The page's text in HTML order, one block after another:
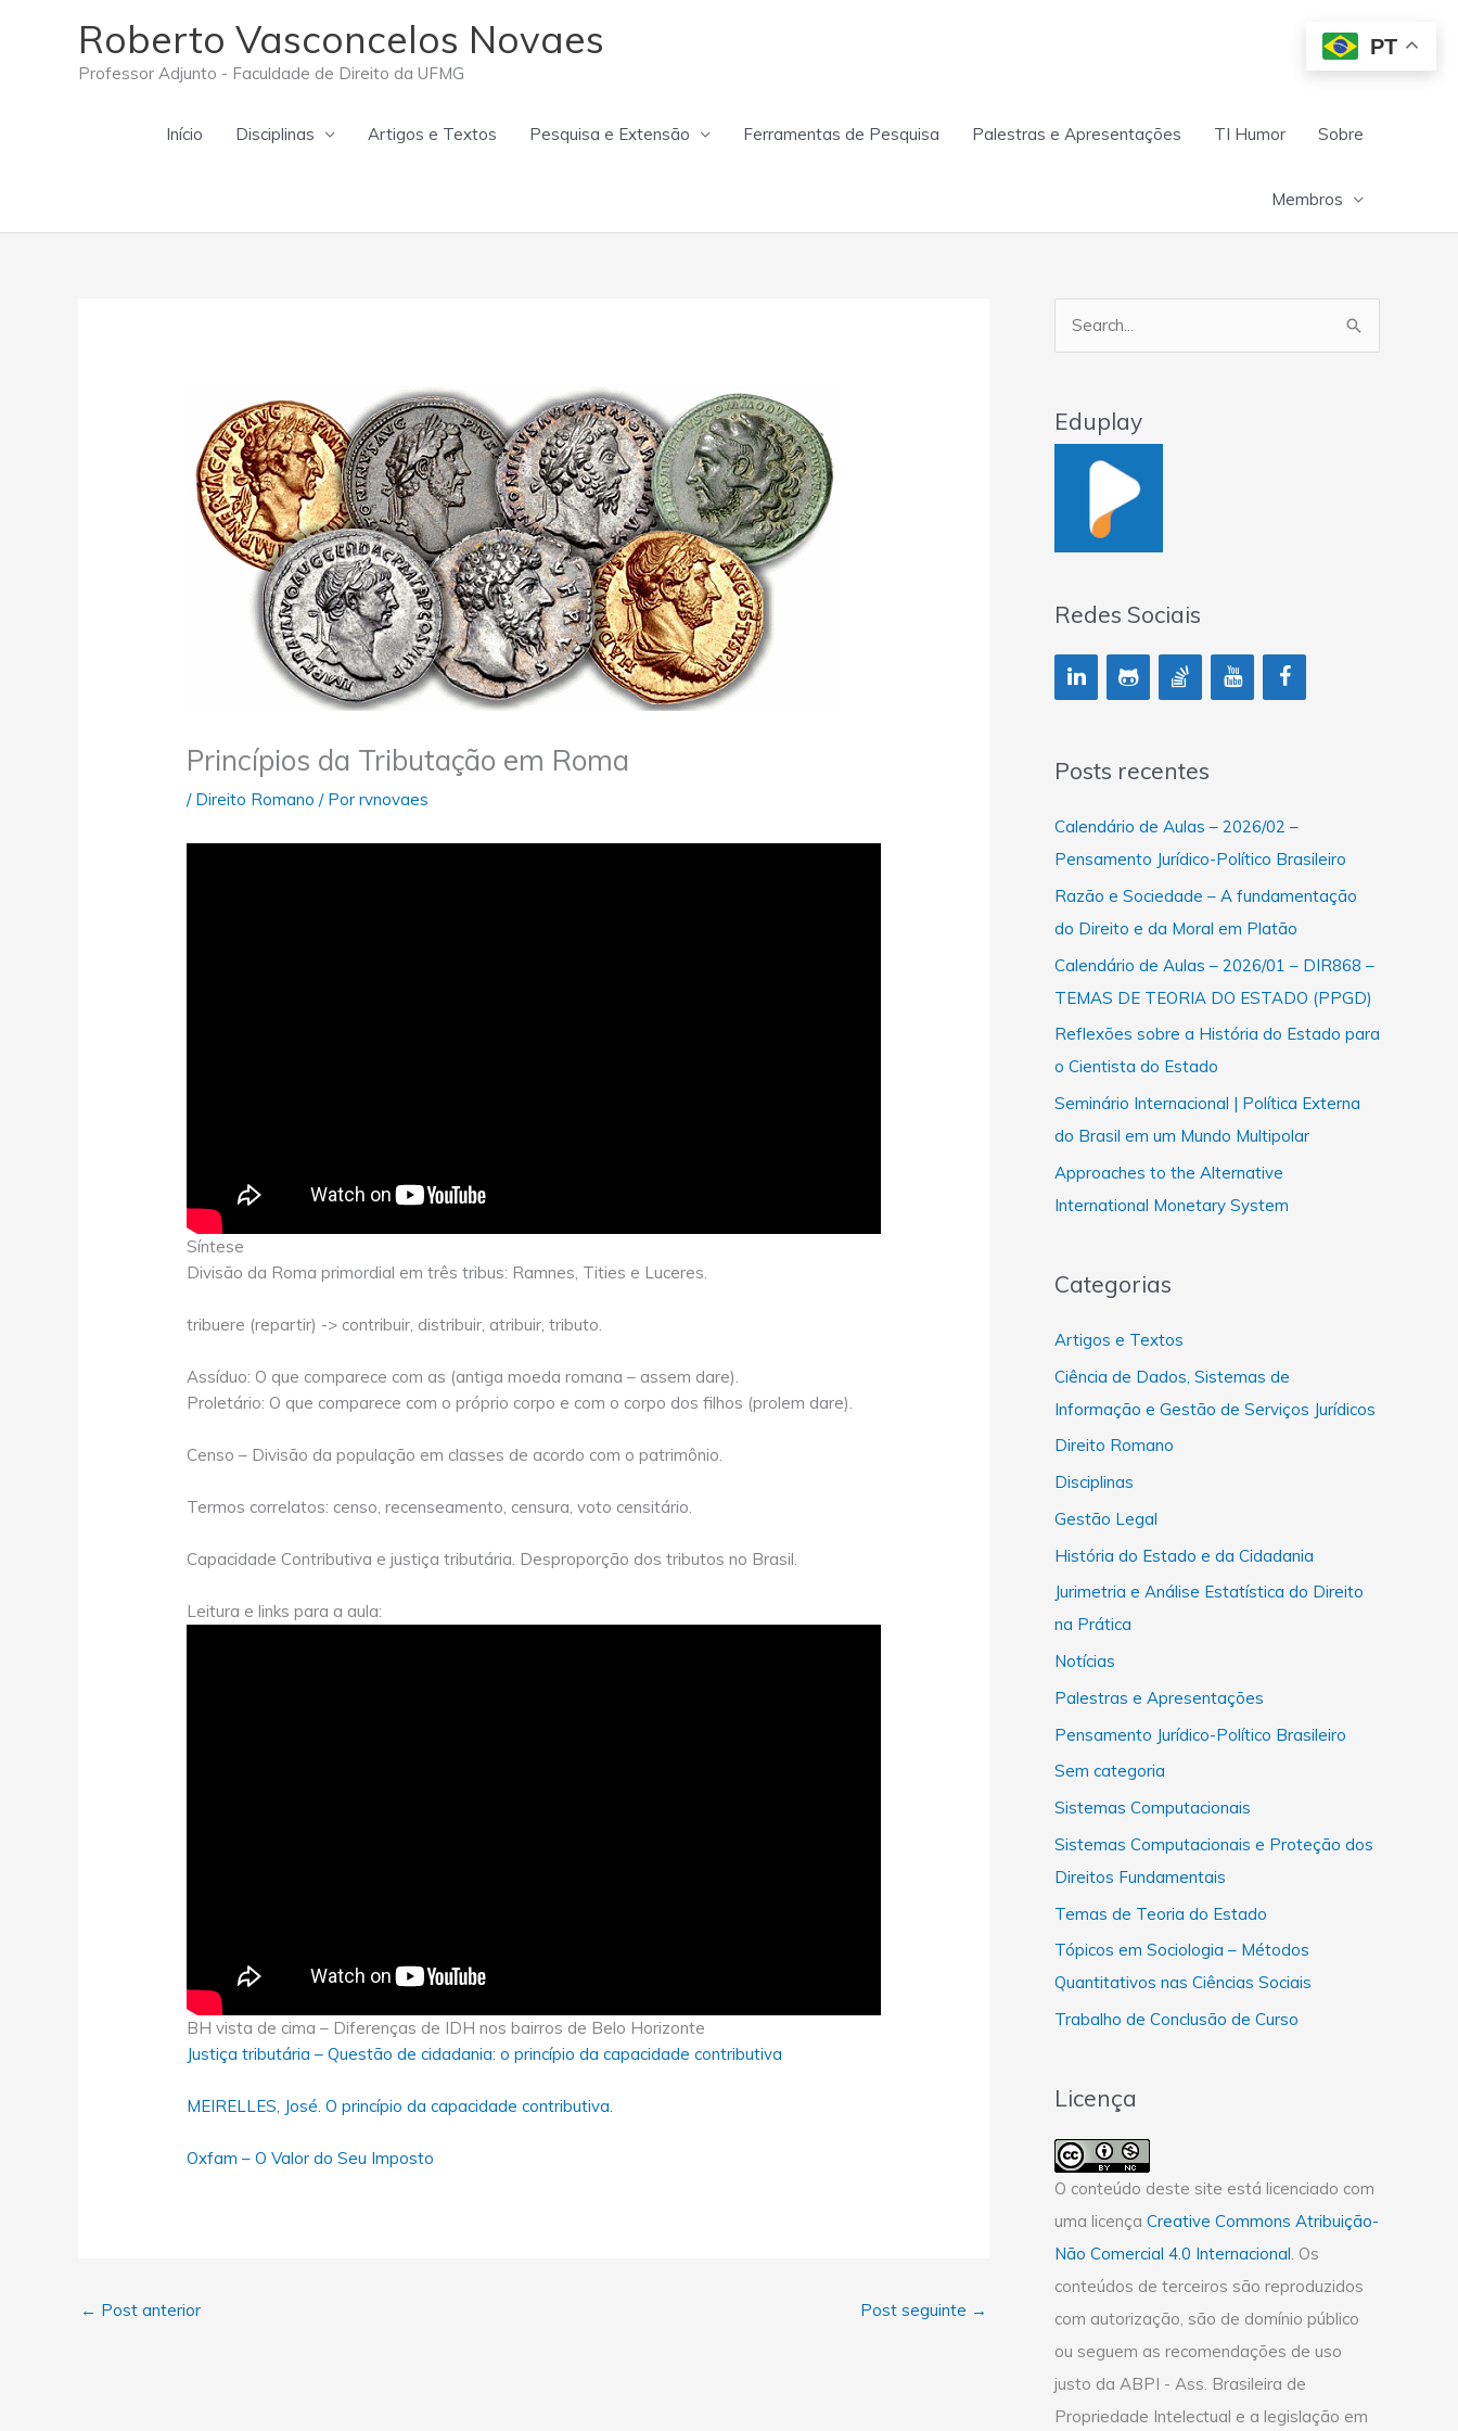
Roberto Vasconcelos Novaes
Professor Adjunto - Faculdade de Direito da UFMG
Início Disciplinas Artigos e Textos Pesquisa e Extensão Ferramentas de Pesquisa Palestras e Apresentações TI Humor Sobre
Membros
Princípios da Tributação em Roma
/ Direito Romano / Porrvnovaes
Síntese
Divisão da Roma primordial em três tribus: Ramnes, Tities e Luceres.
tribuere (repartir) -> contribuir, distribuir, atribuir, tributo.
Assíduo: O que comparece com as (antiga moeda romana – assem dare).
Proletário: O que comparece com o próprio corpo e com o corpo dos filhos (prolem dare).
Censo – Divisão da população em classes de acordo com o patrimônio.
Termos correlatos: censo, recenseamento, censura, voto censitário.
Capacidade Contributiva e justiça tributária. Desproporção dos tributos no Brasil.
Leitura e links para a aula:
BH vista de cima – Diferenças de IDH nos bairros de Belo Horizonte
Justiça tributária – Questão de cidadania: o princípio da capacidade contributiva
MEIRELLES, José. O princípio da capacidade contributiva.
Oxfam – O Valor do Seu Imposto
← Post anterior Post seguinte →
Eduplay
Redes Sociais
Posts recentes
Calendário de Aulas – 2026/02 –
Pensamento Jurídico-Político Brasileiro
Razão e Sociedade – A fundamentação
do Direito e da Moral em Platão
Calendário de Aulas – 2026/01 – DIR868 –
TEMAS DE TEORIA DO ESTADO (PPGD)
Reflexões sobre a História do Estado para
o Cientista do Estado
Seminário Internacional | Política Externa
do Brasil em um Mundo Multipolar
Approaches to the Alternative
International Monetary System
Categorias
Artigos e Textos
Ciência de Dados, Sistemas de
Informação e Gestão de Serviços Jurídicos
Direito Romano
Disciplinas
Gestão Legal
História do Estado e da Cidadania
Jurimetria e Análise Estatística do Direito
na Prática
Notícias
Palestras e Apresentações
Pensamento Jurídico-Político Brasileiro
Sem categoria
Sistemas Computacionais
Sistemas Computacionais e Proteção dos
Direitos Fundamentais
Temas de Teoria do Estado
Tópicos em Sociologia – Métodos
Quantitativos nas Ciências Sociais
Trabalho de Conclusão de Curso
Licença
O conteúdo deste site está licenciado com
uma licença Creative Commons Atribuição-
Não Comercial 4.0 Internacional . Os
conteúdos de terceiros são reproduzidos
com autorização, são de domínio público
ou seguem as recomendações de uso
justo da ABPI - Ass. Brasileira de
Propriedade Intelectual e a legislação em
PT